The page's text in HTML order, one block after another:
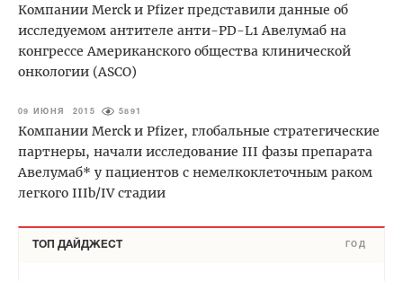
Компании Merck и Pfizer представили данные об
исследуемом антителе анти-PD-L1 Авелумаб на
конгрессе Американского общества клинической
онкологии (ASCO)
09 ИЮНЯ 2015 5891
Компании Merck и Pfizer, глобальные стратегические
партнеры, начали исследование III фазы препарата
Авелумаб* у пациентов с немелкоклеточным раком
легкого IIIb/IV стадии
ТОП ДАЙДЖЕСТ ГОД